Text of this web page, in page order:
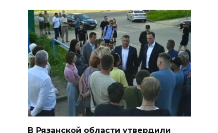
В Рязанской области утвердили